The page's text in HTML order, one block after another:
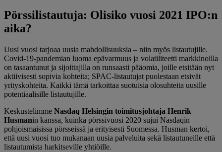
Pörssilistautuja: Olisiko vuosi 2021 IPO:n
aika?
Uusi vuosi tarjoaa uusia mahdollisuuksia – niin myös listautujille.
Covid-19-pandemian luoma epävarmuus ja volatiliteetti markkinoilla
on tasaantunut ja sijoittajilla on runsaasti pääomia, joille etsitään nyt
aktiivisesti sopivia kohteita; SPAC-listautujat puolestaan etsivät
yrityskohteita. Kaikki tämä tarkoittaa suotuisia olosuhteita uusille
potentiaalisille listautujille.
Keskustelimme Nasdaq Helsingin toimitusjohtaja Henrik
Husmanin kanssa, kuinka pörssivuosi 2020 sujui Nasdaqin
pohjoismaisissa pörsseissä ja erityisesti Suomessa. Husman kertoi,
että uusi vuosi tuo mukanaan uusia palveluita sekä listautuneille että
listautumista harkitseville yhtiöille.